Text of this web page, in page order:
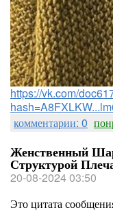
https://vk.com/
комментарии: 0
Женственный
Структурой
20-08-2024 03:50
Это цитата